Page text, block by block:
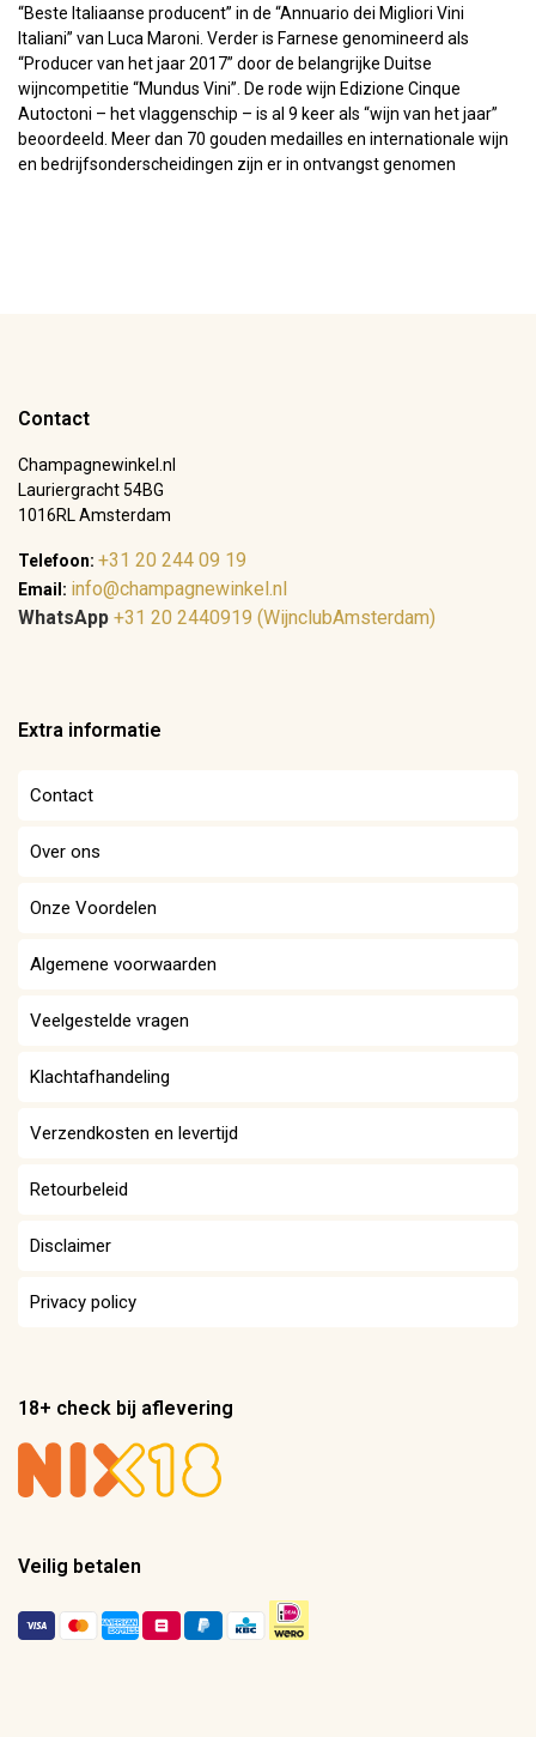
“Beste Italiaanse producent” in de “Annuario dei Migliori Vini
Italiani” van Luca Maroni. Verder is Farnese genomineerd als
“Producer van het jaar 2017” door de belangrijke Duitse
wijncompetitie “Mundus Vini”. De rode wijn Edizione Cinque
Autoctoni – het vlaggenschip – is al 9 keer als “wijn van het jaar”
beoordeeld. Meer dan 70 gouden medailles en internationale wijn
en bedrijfsonderscheidingen zijn er in ontvangst genomen
Contact
Champagnewinkel.nl
Lauriergracht 54BG
1016RL Amsterdam
Telefoon: +31 20 244 09 19
Email: info@champagnewinkel.nl
WhatsApp +31 20 2440919 (WijnclubAmsterdam)
Extra informatie
Contact
Over ons
Onze Voordelen
Algemene voorwaarden
Veelgestelde vragen
Klachtafhandeling
Verzendkosten en levertijd
Retourbeleid
Disclaimer
Privacy policy
18+ check bij aflevering
Veilig betalen